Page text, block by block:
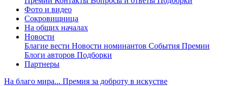
Фото и видео
Сокровищница
На общих началах
Новости
Благие вести Новости номинантов События Премии
Блоги авторов Подборки
Партнеры
На благо мира... Премия за доброту в искустве